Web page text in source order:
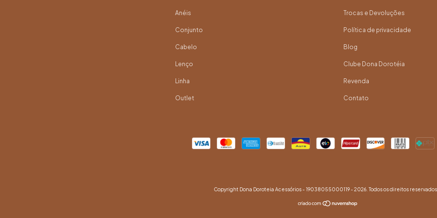
Anéis
Conjunto
Cabelo
Lenço
Linha
Outlet
Trocas e Devoluções
Política de privacidade
Blog
Clube Dona Dorotéia
Revenda
Contato
Copyright Dona Doroteia Acessórios - 19038055000119 - 2026. Todos os direitos